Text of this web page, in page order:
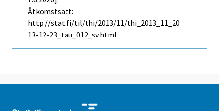
Åtkomstsätt:
http://stat.fi/til/thi/2013/11/thi_2013_11_20
13-12-23_tau_012_sv.html